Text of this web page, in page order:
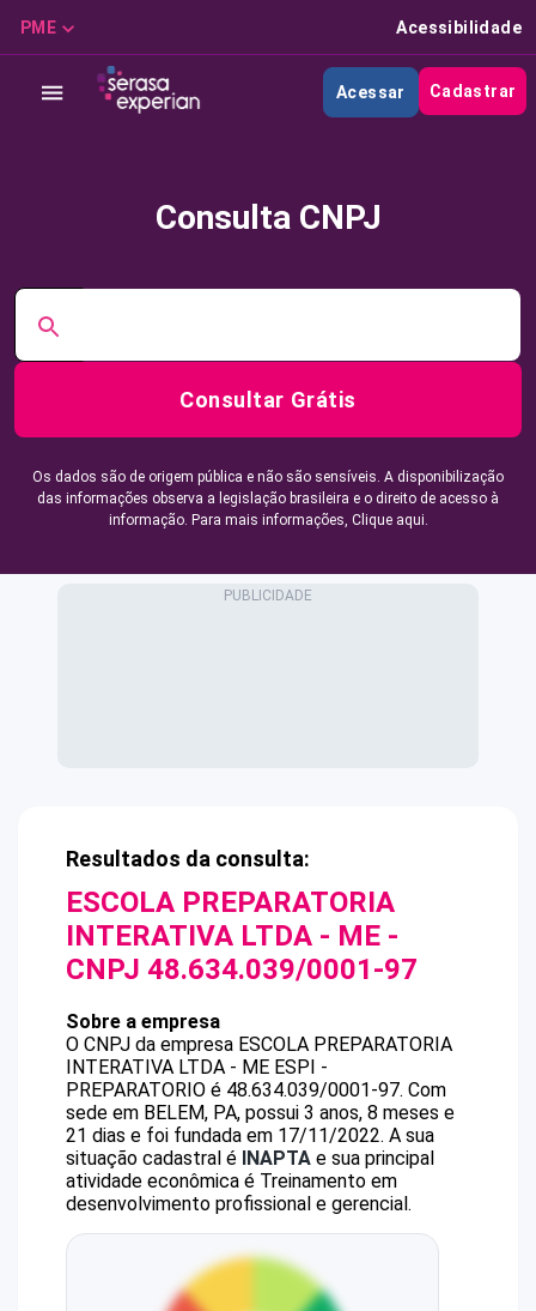
PME Acessibilidade
Acessar Cadastrar
Consulta CNPJ
Consultar Grátis
Os dados são de origem pública e não são sensíveis. A disponibilização
das informações observa a legislação brasileira e o direito de acesso à
informação. Para mais informações, Clique aqui.
Resultados da consulta:
ESCOLA PREPARATORIA
INTERATIVA LTDA - ME -
CNPJ 48.634.039/0001-97
Sobre a empresa
O CNPJ da empresa ESCOLA PREPARATORIA
INTERATIVA LTDA - ME ESPI -
PREPARATORIO é 48.634.039/0001-97. Com
sede em BELEM, PA, possui 3 anos, 8 meses e
21 dias e foi fundada em 17/11/2022. A sua
situação cadastral é INAPTA e sua principal
atividade econômica é Treinamento em
desenvolvimento profissional e gerencial.